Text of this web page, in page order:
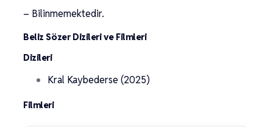
– Bilinmemektedir.
Beliz Sözer Dizileri ve Filmleri
Dizileri
Kral Kaybederse (2025)
Filmleri